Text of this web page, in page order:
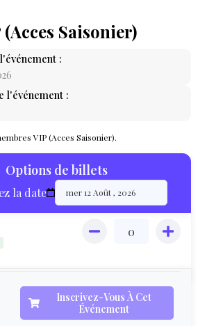
PASSE
BILLET
MON
COMPTE
Saisonier)
:
l'événement :
VIP (Acces Saisonier).
Options de billets
la date
Inscrivez-Vous À Cet
Événement